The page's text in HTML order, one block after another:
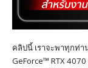
คลิปนี้ เราจะพาทุกท่า
GeForce™ RTX